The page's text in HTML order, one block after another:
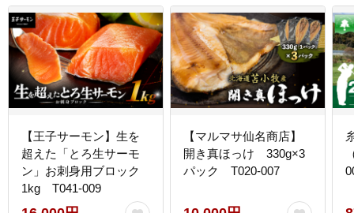
【王子サーモン】生を
超えた「とろ生サーモ
ン」お刺身用ブロック
1kg T041-009
【マルマサ仙名商店】
開き真ほっけ 330g×3
パック T020-007